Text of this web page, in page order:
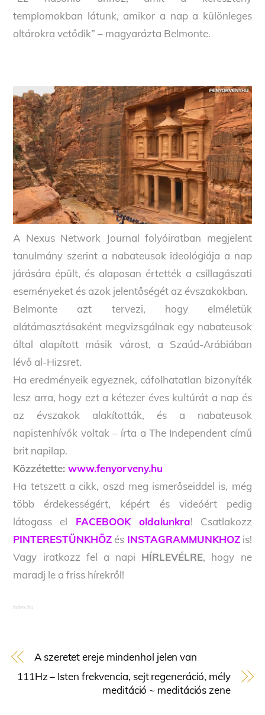
templomokban látunk, amikor a nap a különleges
oltárokra vetődik” – magyarázta Belmonte.
A Nexus Network Journal folyóiratban megjelent
tanulmány szerint a nabateusok ideológiája a nap
járására épült, és alaposan értették a csillagászati
eseményeket és azok jelentőségét az évszakokban.
Belmonte azt tervezi, hogy elméletük
alátámasztásaként megvizsgálnak egy nabateusok
által alapított másik várost, a Szaúd-Arábiában
lévő al-Hizsret.
Ha eredményeik egyeznek, cáfolhatatlan bizonyíték
lesz arra, hogy ezt a kétezer éves kultúrát a nap és
az évszakok alakították, és a nabateusok
napistenhívők voltak – írta a The Independent című
brit napilap.
Közzétette:www.fenyorveny.hu
Ha tetszett a cikk, oszd meg ismerőseiddel is, még
több érdekességért, képért és videóért pedig
látogass el FACEBOOK oldalunkra! Csatlakozz
PINTERESTÜNKHÖZ és INSTAGRAMMUNKHOZis!
Vagy iratkozz fel a napi HÍRLEVÉLRE, hogy ne
maradj le a friss hírekről!
index.hu
A szeretet ereje mindenhol jelen van
111Hz – Isten frekvencia, sejt regeneráció, mély
meditáció ~ meditációs zene